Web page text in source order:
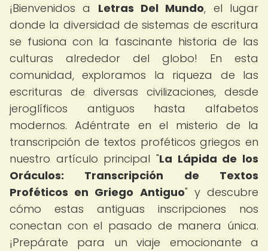
¡Bienvenidos a Letras Del Mundo, el lugar
donde la diversidad de sistemas de escritura
se fusiona con la fascinante historia de las
culturas alrededor del globo! En esta
comunidad, exploramos la riqueza de las
escrituras de diversas civilizaciones, desde
jeroglíficos antiguos hasta alfabetos
modernos. Adéntrate en el misterio de la
transcripción de textos proféticos griegos en
nuestro artículo principal "La Lápida de los
Oráculos: Transcripción de Textos
Proféticos en Griego Antiguo" y descubre
cómo estas antiguas inscripciones nos
conectan con el pasado de manera única.
¡Prepárate para un viaje emocionante a